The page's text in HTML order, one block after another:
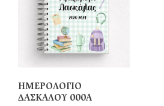
ΗΜΕΡΟΛΟΓΙΟ
ΔΑΣΚΑΛΟΥ 000Α